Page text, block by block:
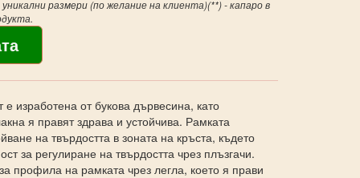
размери (по желание на клиента)(**) - капаро в
изработена от букова дървесина, като
я правят здрава и устойчива. Рамката
на твърдостта в зоната на кръста, където
за регулиране на твърдостта чрез плъзгачи.
профила на рамката чрез легла, което я прави